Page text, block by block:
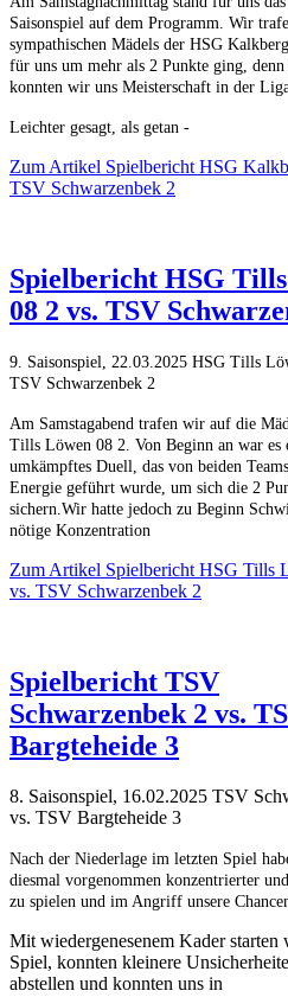
Saisonspiel auf dem Programm. Wir
sympathischen Mädels der HSG
für uns um mehr als 2 Punkte ging,
konnten wir uns Meisterschaft in der
Leichter gesagt, als getan -
Zum Artikel Spielbericht HSG
TSV Schwarzenbek 2
Spielbericht HSG
08 2 vs. TSV
9. Saisonspiel, 22.03.2025 HSG Tills
TSV Schwarzenbek 2
Am Samstagabend trafen wir auf die
Tills Löwen 08 2. Von Beginn an war es
umkämpftes Duell, das von beiden
Energie geführt wurde, um sich die 2
sichern. Wir hatte jedoch zu Beginn
nötige Konzentration
Zum Artikel Spielbericht HSG Tills
vs. TSV Schwarzenbek 2
Spielbericht TSV
Schwarzenbek 2 vs.
Bargteheide 3
8. Saisonspiel, 16.02.2025 TSV
vs. TSV Bargteheide 3
Nach der Niederlage im letzten Spiel
diesmal vorgenommen konzentrierter
zu spielen und im Angriff unsere
Mit wiedergenesenem Kader starten
Spiel, konnten kleinere
abstellen und konnten uns in